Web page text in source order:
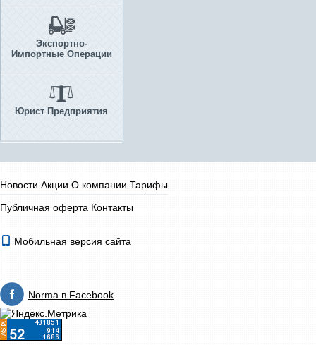
Экспортно-
Импортные Операции
Юрист Предприятия
Новости Акции О компании Тарифы
Публичная оферта Контакты
Мобильная версия сайта
Norma в Facebook